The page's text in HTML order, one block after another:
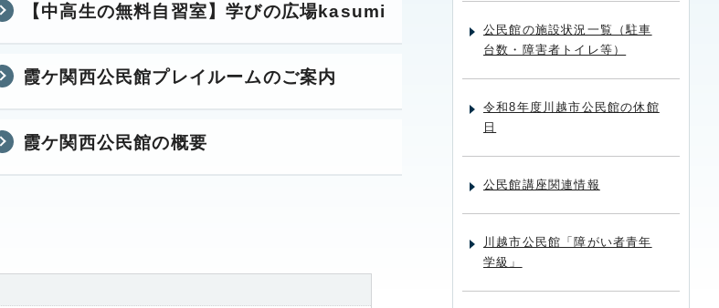
【中高生の無料自習室】学びの広場kasumi
霞ケ関西公民館プレイルームのご案内
霞ケ関西公民館の概要
公民館の施設状況一覧（駐車
台数・障害者トイレ等）
令和8年度川越市公民館の休館
日
公民館講座関連情報
川越市公民館「障がい者青年
学級」